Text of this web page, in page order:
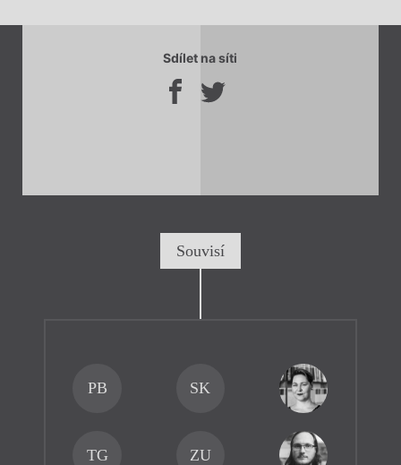
Sdílet na síti
Souvisí
PB SK
TG ZU